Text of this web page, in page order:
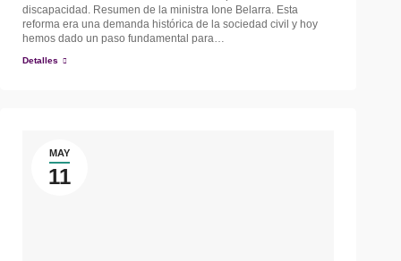
discapacidad. Resumen de la ministra Ione Belarra. Esta
reforma era una demanda histórica de la sociedad civil y hoy
hemos dado un paso fundamental para…
Detalles
MAY
11